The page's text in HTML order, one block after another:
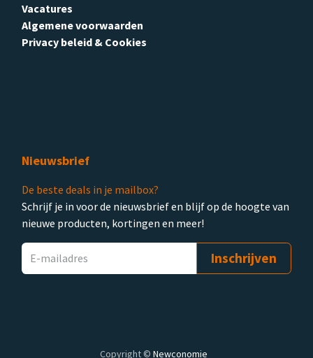
Vacatures
Algemene voorwaarden
Privacy beleid & Cookies
Nieuwsbrief
De beste deals in je mailbox?
Schrijf je in voor de nieuwsbrief en blijf op de hoogte van
nieuwe producten, kortingen en meer!
Inschrijven
Copyright © Newconomie